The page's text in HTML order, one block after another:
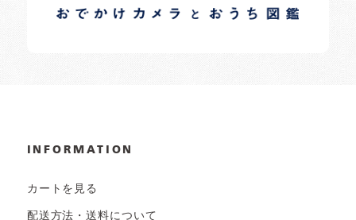
日常の様子など随時更新中です。
INFORMATION
カートを見る
配送方法・送料について